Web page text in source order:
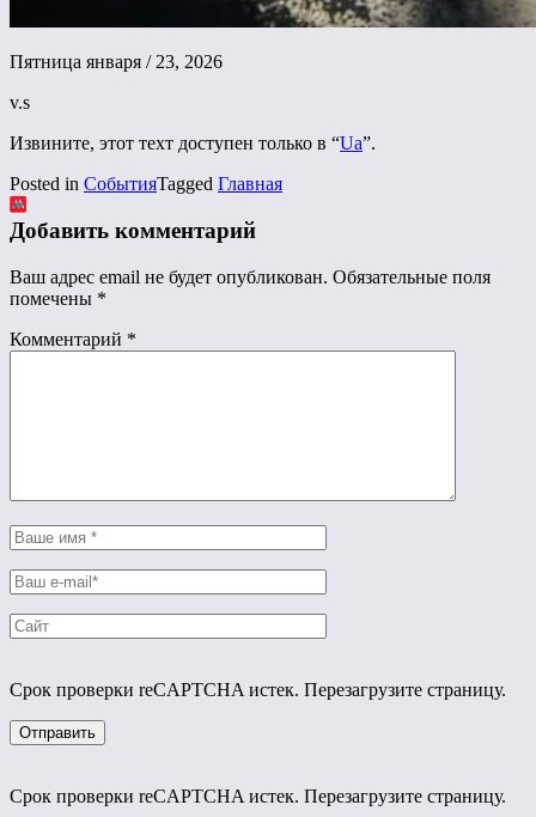
Пятница января / 23, 2026
v.s
Извините, этот техт доступен только в “Ua”.
Posted in СобытияTagged Главная
Добавить комментарий
Ваш адрес email не будет опубликован. Обязательные поля
помечены *
Комментарий *
Срок проверки reCAPTCHA истек. Перезагрузите страницу.
Срок проверки reCAPTCHA истек. Перезагрузите страницу.